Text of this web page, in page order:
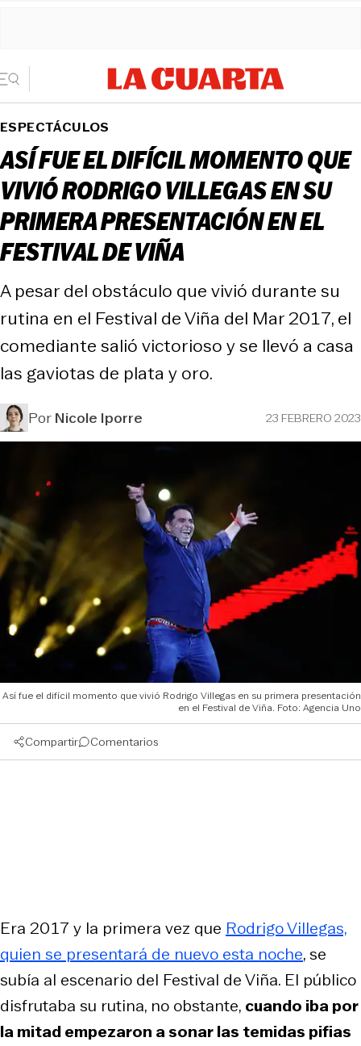
ESPECTÁCULOS
ASÍ FUE EL DIFÍCIL MOMENTO QUE
VIVIÓ RODRIGO VILLEGAS EN SU
PRIMERA PRESENTACIÓN EN EL
FESTIVAL DE VIÑA
A pesar del obstáculo que vivió durante su
rutina en el Festival de Viña del Mar 2017, el
comediante salió victorioso y se llevó a casa
las gaviotas de plata y oro.
PorNicole Iporre 23 FEBRERO 2023
Así fue el difícil momento que vivió Rodrigo Villegas en su primera presentación
en el Festival de Viña. Foto: Agencia Uno
Compartir Comentarios
Era 2017 y la primera vez que Rodrigo Villegas,
quien se presentará de nuevo esta noche, se
subía al escenario del Festival de Viña. El público
disfrutaba su rutina, no obstante, cuando iba por
la mitad empezaron a sonar las temidas pifias